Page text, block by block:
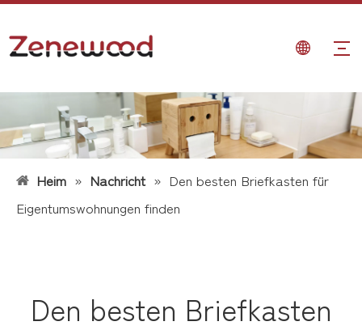
Heim » Nachricht » Den besten Briefkasten für
Eigentumswohnungen finden
Den besten Briefkasten